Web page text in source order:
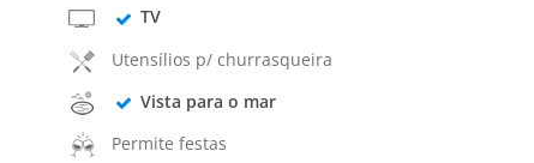
TV
Utensílios p/ churrasqueira
Vista para o mar
Permite festas